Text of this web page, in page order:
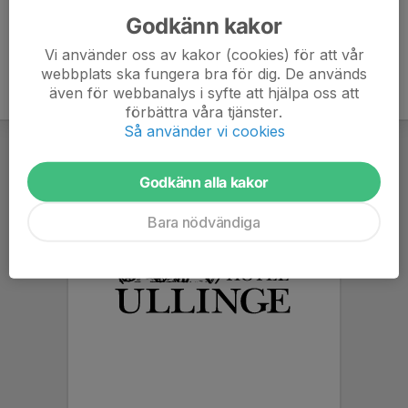
Godkänn kakor
Vi använder oss av kakor (cookies) för att vår
webbplats ska fungera bra för dig. De används
även för webbanalys i syfte att hjälpa oss att
förbättra våra tjänster.
Så använder vi cookies
Godkänn alla kakor
Bara nödvändiga